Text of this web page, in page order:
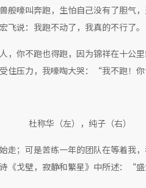
般嚎叫奔跑，生怕自己没有了胆气
说：我跑不动了，我真的不行了。
，你不跑也得跑，因为锦祥在十公
住压力，我嚎啕大哭：“我不跑！
杜称华（左），纯子（右）
走；可是苦练一年的团队在等着我
《戈壁，寂静和繁星》中所述：“